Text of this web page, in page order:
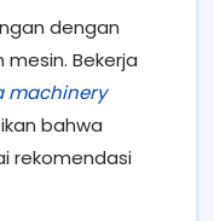
dengan
Bekerja
machinery
bahwa
rekomendasi